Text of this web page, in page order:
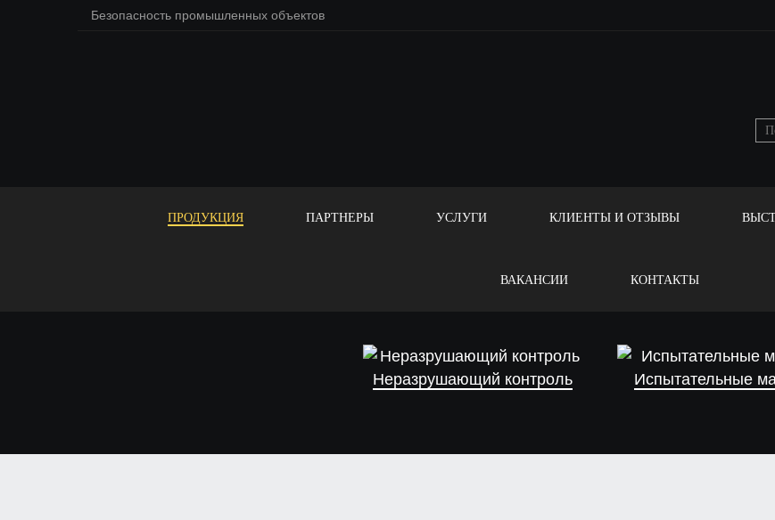
Безопасность промышленных объектов
ПРОДУКЦИЯ ПАРТНЕРЫ УСЛУГИ КЛИЕНТЫ И ОТЗЫВЫ
ВАКАНСИИ КОНТАКТЫ
Неразрушающий контроль Испытательные